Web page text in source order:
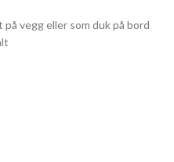
vegg eller som duk på bord